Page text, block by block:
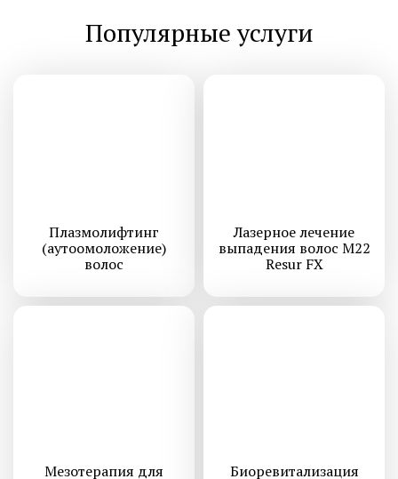
Популярные услуги
Плазмолифтинг
(аутоомоложение)
волос
Лазерное лечение
выпадения волос M22
Resur FX
Мезотерапия для
Биоревитализация